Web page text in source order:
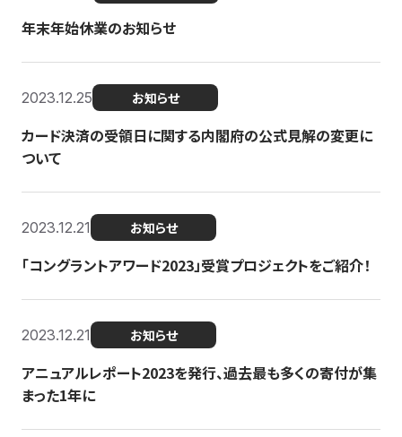
年末年始休業のお知らせ
2023.12.25 お知らせ
カード決済の受領日に関する内閣府の公式見解の変更に
ついて
2023.12.21 お知らせ
「コングラントアワード2023」受賞プロジェクトをご紹介！
2023.12.21 お知らせ
アニュアルレポート2023を発行、過去最も多くの寄付が集
まった1年に